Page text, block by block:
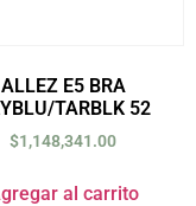
ALLEZ E5 BRA
TARBLK 52
$1,148,341.00
al carrito